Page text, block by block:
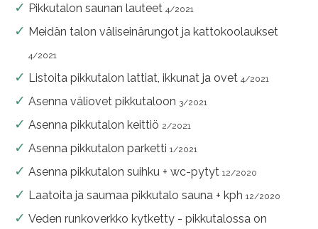
Pikkutalon saunan lauteet 4/2021
Meidän talon väliseinärungot ja kattokoolaukset
4/2021
Listoita pikkutalon lattiat, ikkunat ja ovet 4/2021
Asenna väliovet pikkutaloon 3/2021
Asenna pikkutalon keittiö 2/2021
Asenna pikkutalon parketti 1/2021
Asenna pikkutalon suihku + wc-pytyt 12/2020
Laatoita ja saumaa pikkutalo sauna + kph 12/2020
Veden runkoverkko kytketty - pikkutalossa on